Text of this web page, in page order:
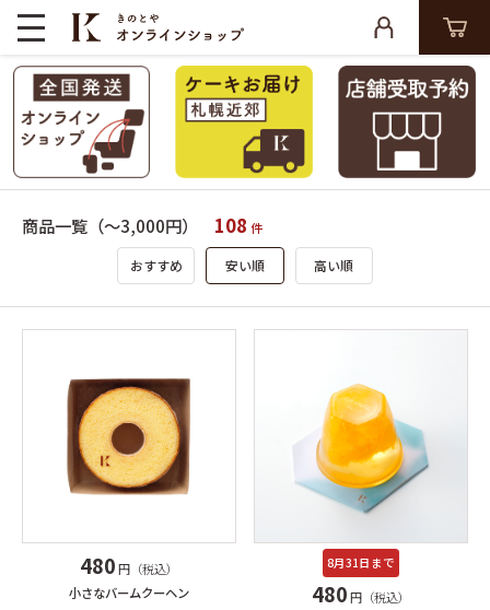
商品一覧（～3,000円） 108 件
おすすめ 安い順 高い順
480円（税込）
小さなバームクーヘン
8月31日まで
480円（税込）